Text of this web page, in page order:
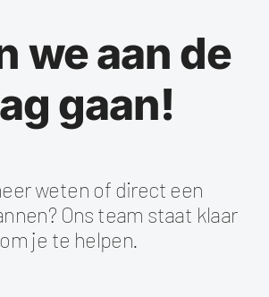
we aan de
gaan!
weten of direct een
Ons team staat klaar
om je te helpen.